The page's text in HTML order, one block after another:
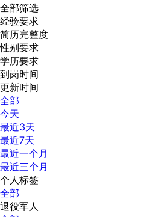
全部筛选
经验要求
简历完整度
性别要求
学历要求
到岗时间
更新时间
全部
今天
最近3天
最近7天
最近一个月
最近三个月
个人标签
全部
退役军人